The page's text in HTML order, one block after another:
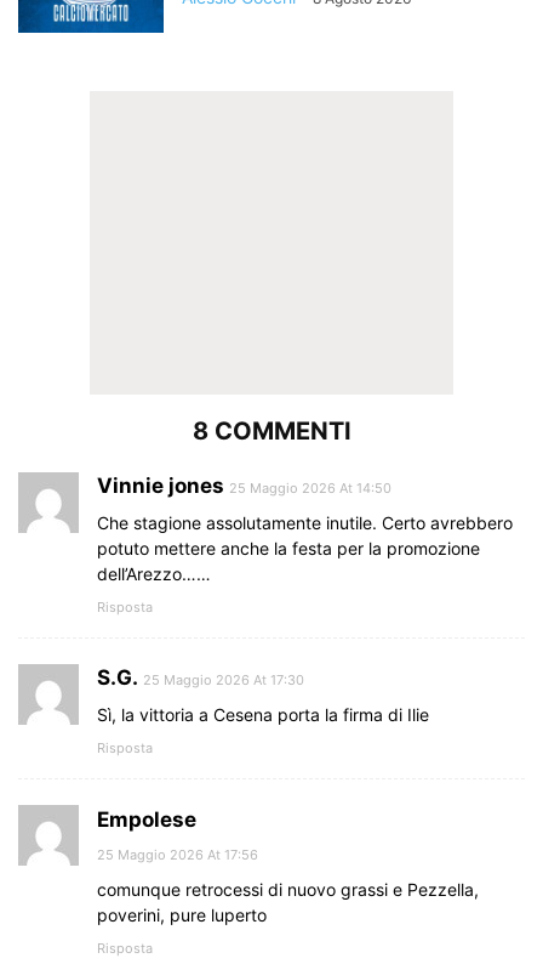
8 COMMENTI
Vinnie jones 25 Maggio 2026 At 14:50
Che stagione assolutamente inutile. Certo avrebbero
potuto mettere anche la festa per la promozione
dell’Arezzo……
Risposta
S.G. 25 Maggio 2026 At 17:30
Sì, la vittoria a Cesena porta la firma di Ilie
Risposta
Empolese
25 Maggio 2026 At 17:56
comunque retrocessi di nuovo grassi e Pezzella,
poverini, pure luperto
Risposta